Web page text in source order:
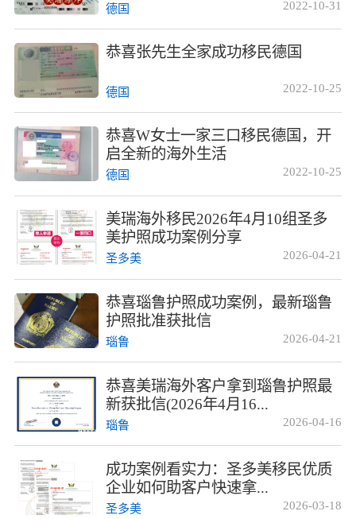
2022-10-31
德国
恭喜张先生全家成功移民德国
2022-10-25
德国
恭喜W女士一家三口移民德国，开
启全新的海外生活
2022-10-25
德国
美瑞海外移民2026年4月10组圣多
美护照成功案例分享
2026-04-21
圣多美
恭喜瑙鲁护照成功案例，最新瑙鲁
护照批准获批信
2026-04-21
瑙鲁
恭喜美瑞海外客户拿到瑙鲁护照最
新获批信(2026年4月16...
2026-04-16
瑙鲁
成功案例看实力：圣多美移民优质
企业如何助客户快速拿...
2026-03-18
圣多美